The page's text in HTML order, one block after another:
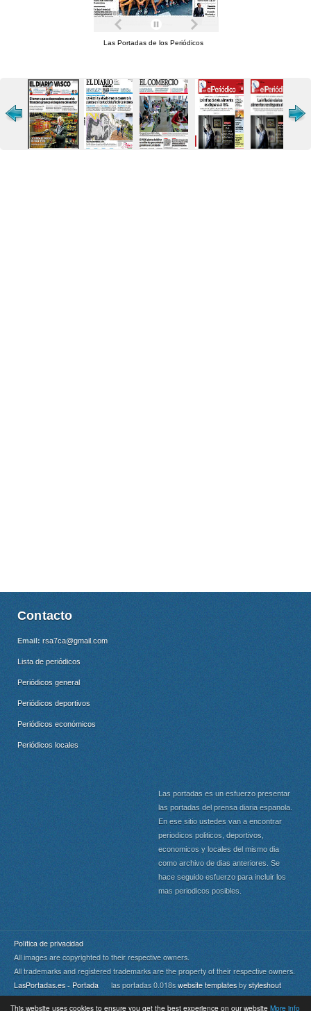
This website uses cookies to ensure you get the best experience on our website More info
Las Portadas de los Periódicos
Contacto
Email: rsa7ca@gmail.com
Lista de periódicos
Periódicos general
Periódicos deportivos
Periódicos económicos
Periódicos locales
Las portadas es un esfuerzo presentar
las portadas del prensa diaria espanola.
En ese sitio ustedes van a encontrar
periodicos politicos, deportivos,
economicos y locales del mismo dia
como archivo de dias anteriores. Se
hace seguido esfuerzo para incluir los
mas periodicos posibles.
Política de privacidad
All images are copyrighted to their respective owners.
All trademarks and registered trademarks are the property of their respective owners.
LasPortadas.es - Portada las portadas 0.018s website templates by styleshout